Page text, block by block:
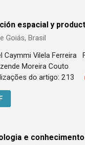
espacial y
Goiás, Brasil
Caymmi Vilela Ferreira
Moreira Couto
do artigo: 213
e